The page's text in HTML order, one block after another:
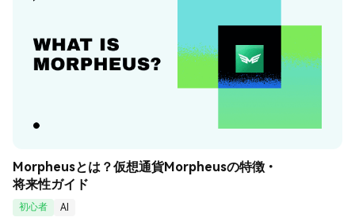
Morpheusとは？仮想通貨Morpheusの特徴・
将来性ガイド
初心者
AI